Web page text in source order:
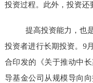
投资过程。此外，投资
提高投资能力，也
投资者进行长期投资。 9
合印发的《关于推动中
导基金公司从规模导向